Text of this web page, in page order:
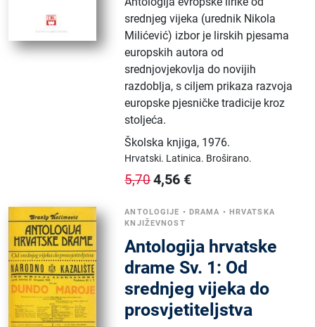
srednjeg vijeka (urednik Nikola
Milićević) izbor je lirskih pjesama
europskih autora od
srednjovjekovlja do novijih
razdoblja, s ciljem prikaza razvoja
europske pjesničke tradicije kroz
stoljeća.
Školska knjiga, 1976.
Hrvatski. Latinica. Broširano.
5,704,56 €
ANTOLOGIJE • DRAMA • HRVATSKA
KNJIŽEVNOST
Antologija hrvatske
drame Sv. 1: Od
srednjeg vijeka do
prosvjetiteljstva